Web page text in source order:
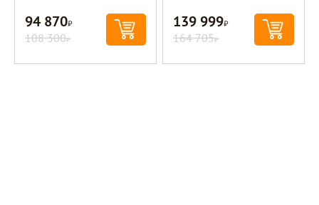
94 870Р
108 300Р
139 999Р
164 705Р